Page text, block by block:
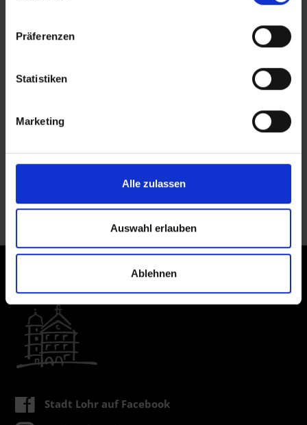
Präferenzen
Statistiken
Marketing
Alle zulassen
Auswahl erlauben
Ablehnen
Benutzungssatzung
Gebührentabelle ab September 2026
Flyer Kindergarten Steinbach
Keine Veranstaltungen vorhanden
Stadt Lohr auf Facebook